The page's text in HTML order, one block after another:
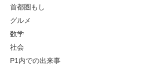
首都圏もし
グルメ
数学
社会
P1内での出来事